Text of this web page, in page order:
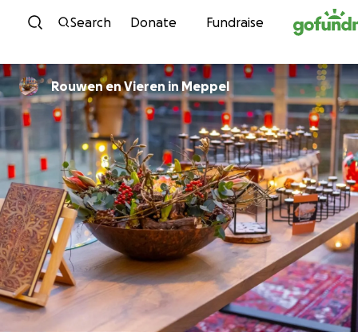
Skip to content
Search Donate Fundraise
Rouwen en Vieren in Meppel